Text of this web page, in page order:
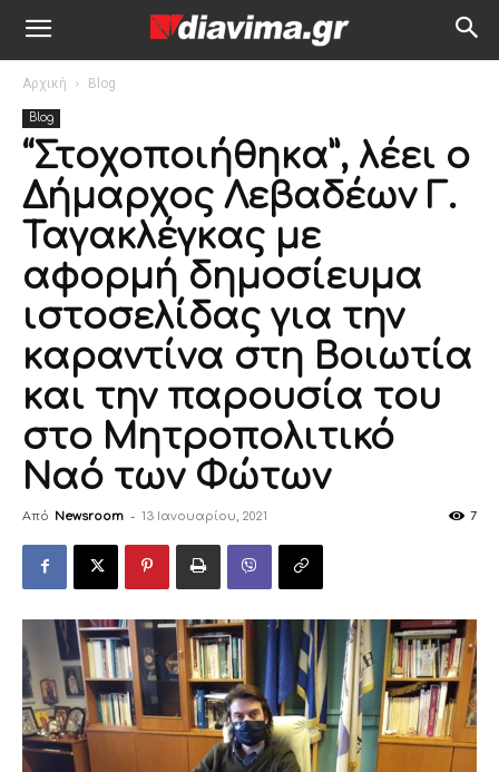
Αρχική Blog
Blog
“Στοχοποιήθηκα”, λέει ο
Δήμαρχος Λεβαδέων Γ.
Ταγακλέγκας με
αφορμή δημοσίευμα
ιστοσελίδας για την
καραντίνα στη Βοιωτία
και την παρουσία του
στο Μητροπολιτικό
Ναό των Φώτων
Από Newsroom - 13 Ιανουαρίου, 2021 7